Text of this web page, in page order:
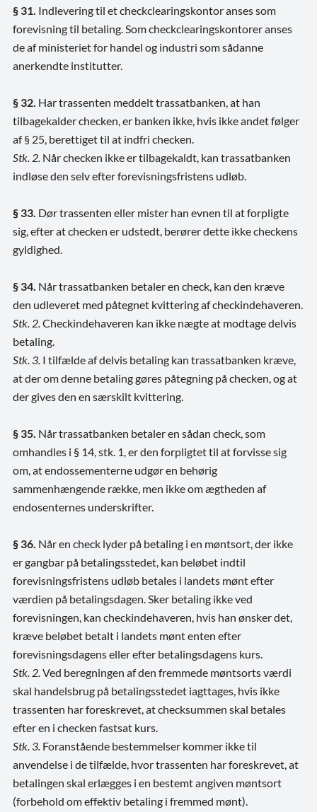
§ 31. Indlevering til et checkclearingskontor anses som
forevisning til betaling. Som checkclearingskontorer anses
de af ministeriet for handel og industri som sådanne
anerkendte institutter.
§ 32. Har trassenten meddelt trassatbanken, at han
tilbagekalder checken, er banken ikke, hvis ikke andet følger
af § 25, berettiget til at indfri checken.
Stk. 2. Når checken ikke er tilbagekaldt, kan trassatbanken
indløse den selv efter forevisningsfristens udløb.
§ 33. Dør trassenten eller mister han evnen til at forpligte
sig, efter at checken er udstedt, berører dette ikke checkens
gyldighed.
§ 34. Når trassatbanken betaler en check, kan den kræve
den udleveret med påtegnet kvittering af checkindehaveren.
Stk. 2. Checkindehaveren kan ikke nægte at modtage delvis
betaling.
Stk. 3. I tilfælde af delvis betaling kan trassatbanken kræve,
at der om denne betaling gøres påtegning på checken, og at
der gives den en særskilt kvittering.
§ 35. Når trassatbanken betaler en sådan check, som
omhandles i § 14, stk. 1, er den forpligtet til at forvisse sig
om, at endossementerne udgør en behørig
sammenhængende række, men ikke om ægtheden af
endosenternes underskrifter.
§ 36. Når en check lyder på betaling i en møntsort, der ikke
er gangbar på betalingsstedet, kan beløbet indtil
forevisningsfristens udløb betales i landets mønt efter
værdien på betalingsdagen. Sker betaling ikke ved
forevisningen, kan checkindehaveren, hvis han ønsker det,
kræve beløbet betalt i landets mønt enten efter
forevisningsdagens eller efter betalingsdagens kurs.
Stk. 2. Ved beregningen af den fremmede møntsorts værdi
skal handelsbrug på betalingsstedet iagttages, hvis ikke
trassenten har foreskrevet, at checksummen skal betales
efter en i checken fastsat kurs.
Stk. 3. Foranstående bestemmelser kommer ikke til
anvendelse i de tilfælde, hvor trassenten har foreskrevet, at
betalingen skal erlægges i en bestemt angiven møntsort
(forbehold om effektiv betaling i fremmed mønt).